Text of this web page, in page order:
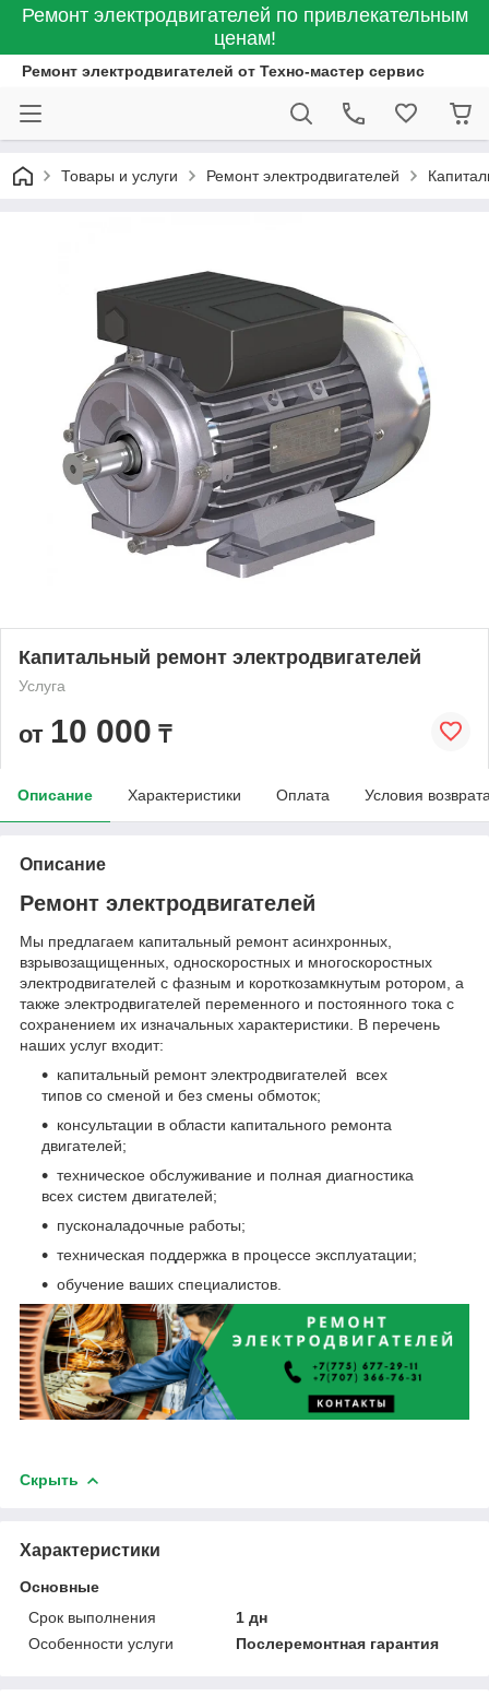
Ремонт электродвигателей по привлекательным
ценам!
Ремонт электродвигателей от Техно-мастер сервис
Товары и услуги Ремонт электродвигателей
Капитальный ремонт электродвигателей
Услуга
от 10 000 ₸
Описание Характеристики Оплата Условия
Описание
Ремонт электродвигателей
Мы предлагаем капитальный ремонт асинхронных,
взрывозащищенных, односкоростных и многоскоростных
электродвигателей с фазным и короткозамкнутым ротором, а
также электродвигателей переменного и постоянного тока с
сохранением их изначальных характеристики. В перечень
наших услуг входит:
капитальный ремонт электродвигателей всех
типов со сменой и без смены обмоток;
консультации в области капитального ремонта
двигателей;
техническое обслуживание и полная диагностика
всех систем двигателей;
пусконаладочные работы;
техническая поддержка в процессе эксплуатации;
обучение ваших специалистов.
Скрыть
Характеристики
Основные
Срок выполнения
1 дн
Особенности услуги
Послеремонтная гарантия